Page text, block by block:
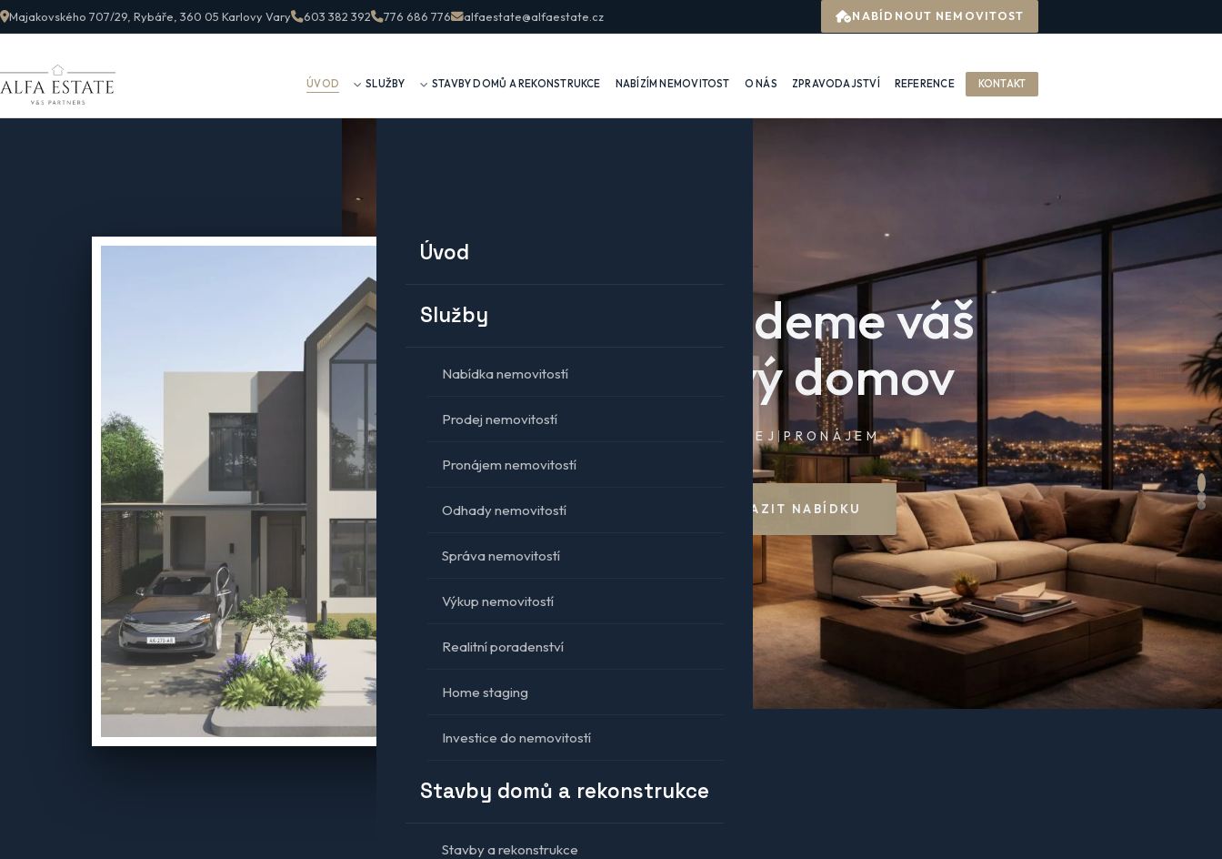
Majakovského 707/29, Rybáře, 360 05 Karlovy Vary 603 382 392 776 686 776 alfaestate@alfaestate.cz NABÍDNOUT NEMOVITOST
ÚVOD SLUŽBY STAVBY DOMŮ A REKONSTRUKCE NABÍZÍM NEMOVITOST O NÁS ZPRAVODAJSTVÍ REFERENCE KONTAKT
Úvod
Služby
Nabídka nemovitostí
Prodej nemovitostí
Pronájem nemovitostí
Odhady nemovitostí
Správa nemovitostí
Výkup nemovitostí
Realitní poradenství
Home staging
Investice do nemovitostí
Stavby domů a rekonstrukce
Stavby a rekonstrukce
Prodáme vaši
nemovitost
RYCHLE A BEZPEČNĚ
CHCI PRODAT